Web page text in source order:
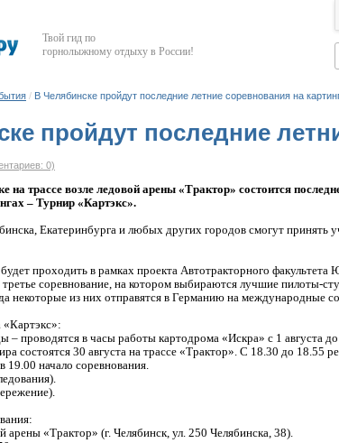
Твой гид по
горнолыжному отдыху в России!
/ В Челябинске пройдут последние летние соревнования на
пройдут последние
0)
на трассе возле ледовой арены «Трактор» состоится
– Турнир «Картэкс».
Екатеринбурга и любых других городов смогут принять
проходить в рамках проекта Автотракторного
соревнование, на котором выбираются лучшие пилоты-
некоторые из них отправятся в Германию на международные
– проводятся в часы работы картодрома «Искра» с 1 августа
состоятся 30 августа на трассе «Трактор». С 18.30 до 18.55
19.00 начало соревнования.
арены «Трактор» (г. Челябинск, ул. 250 Челябинска, 38).